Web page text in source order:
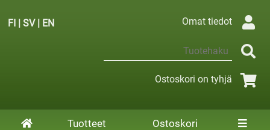
FI | SV| EN Omat tiedot
Ostoskori on tyhjä
Tuotteet Ostoskori